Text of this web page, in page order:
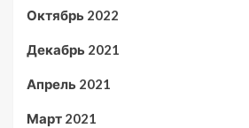
Октябрь 2022
Декабрь 2021
Апрель 2021
Март 2021